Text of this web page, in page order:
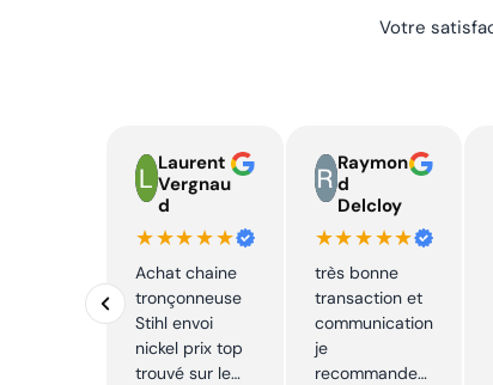
Votre
Laurent
Vergnau
d
★★★★★
Achat chaine
tronçonneuse
Stihl envoi
nickel prix top
trouvé sur le
Raymon
d
Delcloy
★★★★★
très bonne
transaction et
communication
je
recommande